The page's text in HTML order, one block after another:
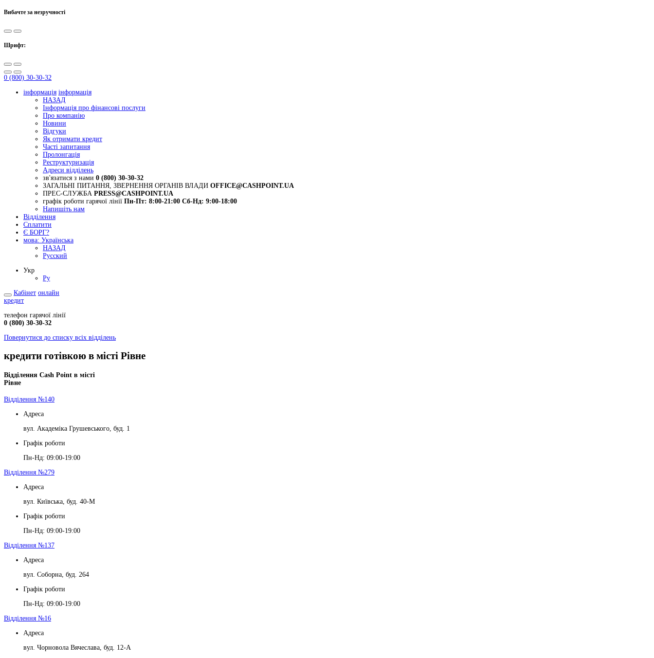
Вибачте за незручності
Шрифт:
0 (800) 30-30-32
інформація інформація
НАЗАД
Інформація про фінансові послуги
Про компанію
Новини
Відгуки
Як отримати кредит
Часті запитання
Пролонгація
Реструктуризація
Адреси відділень
зв'язатися з нами 0 (800) 30-30-32
ЗАГАЛЬНІ ПИТАННЯ, ЗВЕРНЕННЯ ОРГАНІВ ВЛАДИ OFFICE@CASHPOINT.UA
ПРЕС-СЛУЖБА PRESS@CASHPOINT.UA
графік роботи гарячої лінії Пн-Пт: 8:00-21:00 Сб-Нд: 9:00-18:00
Напишіть нам
Відділення
Сплатити
Є БОРГ?
мова: Українська
НАЗАД
Русский
Укр
Ру
Кабінет онлайн
кредит
телефон гарячої лінії
0 (800) 30-30-32
Повернутися до списку всіх відділень
кредити готівкою в місті Рівне
Відділення Cash Point в місті
Рівне
Відділення №140
Адреса
вул. Академіка Грушевського, буд. 1
Графік роботи
Пн-Нд: 09:00-19:00
Відділення №279
Адреса
вул. Київська, буд. 40-М
Графік роботи
Пн-Нд: 09:00-19:00
Відділення №137
Адреса
вул. Соборна, буд. 264
Графік роботи
Пн-Нд: 09:00-19:00
Відділення №16
Адреса
вул. Чорновола Вячеслава, буд. 12-А